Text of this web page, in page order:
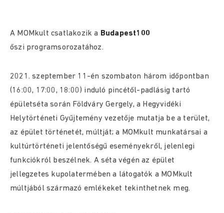
A MOMkult csatlakozik a Budapest100
őszi programsorozatához.
2021. szeptember 11-én szombaton három időpontban
(16:00, 17:00, 18:00) induló pincétől-padlásig tartó
épületséta során Földváry Gergely, a Hegyvidéki
Helytörténeti Gyűjtemény vezetője mutatja be a terület,
az épület történetét, múltját; a MOMkult munkatársai a
kultúrtörténeti jelentőségű eseményekről, jelenlegi
funkciókról beszélnek. A séta végén az épület
jellegzetes kupolatermében a látogatók a MOMkult
múltjából származó emlékeket tekinthetnek meg.